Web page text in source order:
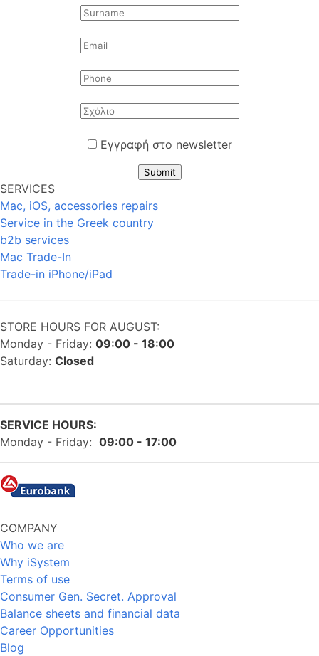
Εγγραφή στο newsletter
Submit
SERVICES
Mac, iOS, accessories repairs
Service in the Greek country
b2b services
Mac Trade-In
Trade-in iPhone/iPad
STORE HOURS FOR AUGUST:
Monday - Friday: 09:00 - 18:00
Saturday: Closed
SERVICE HOURS:
Monday - Friday: 09:00 - 17:00
COMPANY
Who we are
Why iSystem
Terms of use
Consumer Gen. Secret. Approval
Balance sheets and financial data
Career Opportunities
Blog